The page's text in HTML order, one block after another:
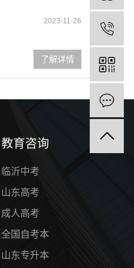
2023-11-26
了解详情
教育咨询
临沂中考
山东高考
成人高考
全国自考本
山东专升本